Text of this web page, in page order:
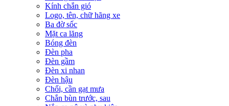
Kính chắn gió
Logo, tên, chữ hãng xe
Ba đờ sốc
Mặt ca lăng
Bóng đèn
Đèn pha
Đèn gầm
Đèn xi nhan
Đèn hậu
Chổi, cần gạt mưa
Chắn bùn trước, sau